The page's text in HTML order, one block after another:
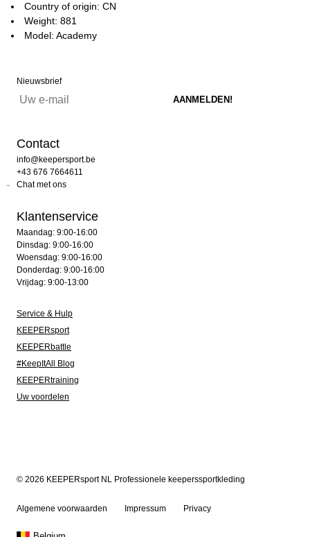
Country of origin: CN
Weight: 881
Model: Academy
Nieuwsbrief
Contact
info@keepersport.be
+43 676 7664611
Chat met ons
Klantenservice
Maandag: 9:00-16:00
Dinsdag: 9:00-16:00
Woensdag: 9:00-16:00
Donderdag: 9:00-16:00
Vrijdag: 9:00-13:00
Service & Hulp
KEEPERsport
KEEPERbattle
#KeepItAll Blog
KEEPERtraining
Uw voordelen
© 2026 KEEPERsport NL Professionele keeperssportkleding
Algemene voorwaarden Impressum Privacy